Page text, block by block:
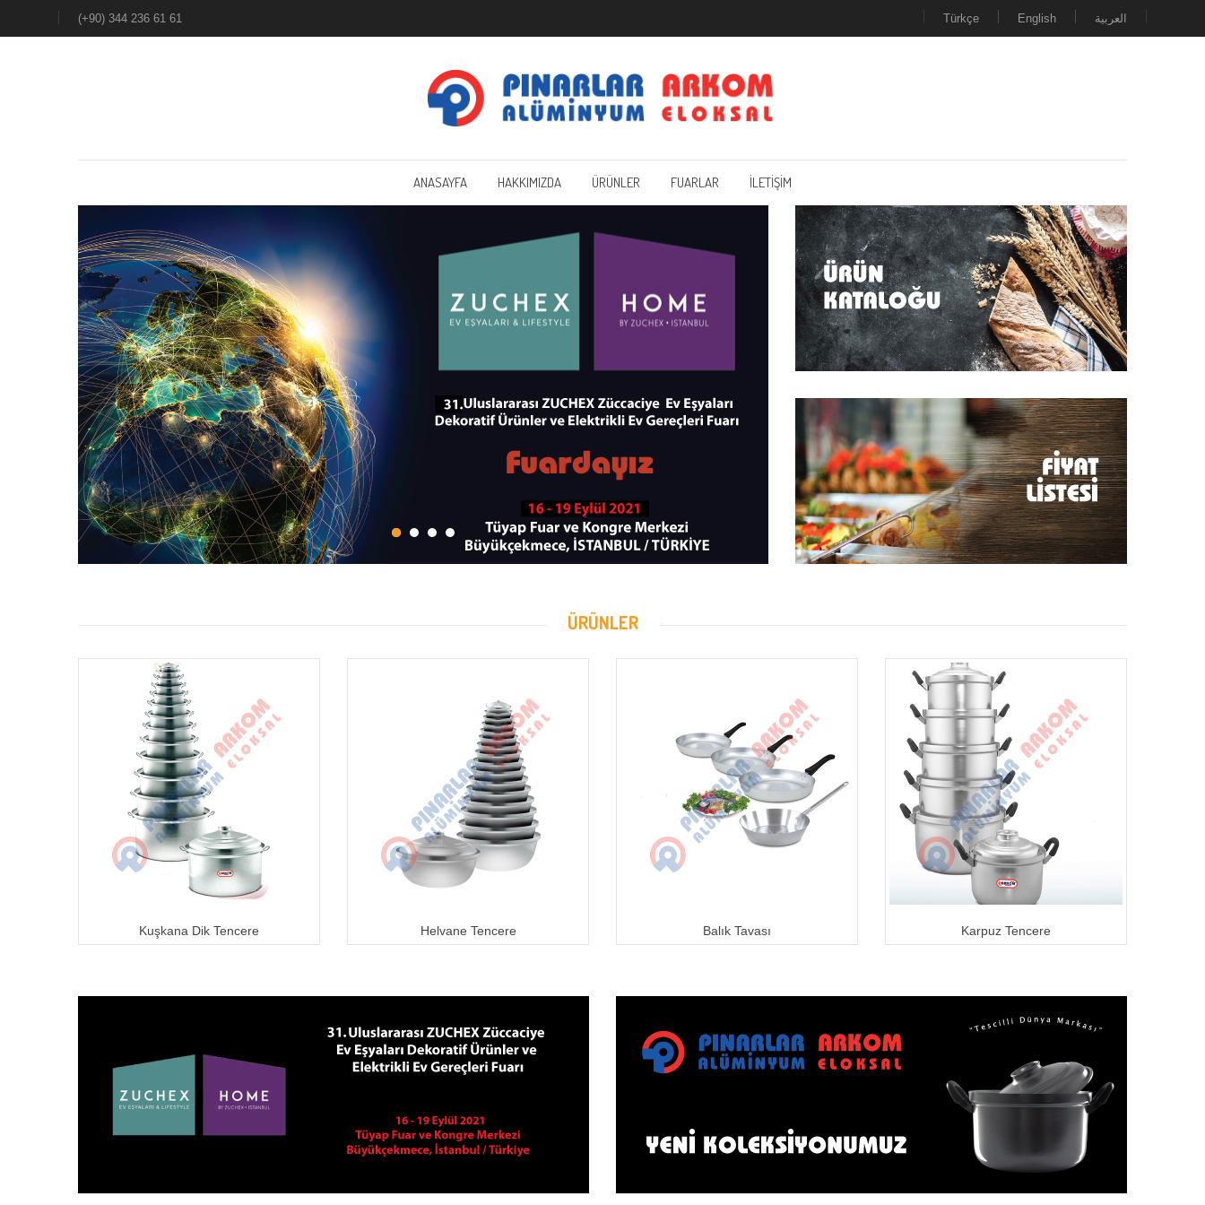
(+90) 344 236 61 61 Türkçe English العربية
ANASAYFA HAKKIMIZDA ÜRÜNLER FUARLAR İLETİŞİM
ÜRÜNLER
Kuşkana Dik Tencere Helvane Tencere Balık Tavası Karpuz Tencere